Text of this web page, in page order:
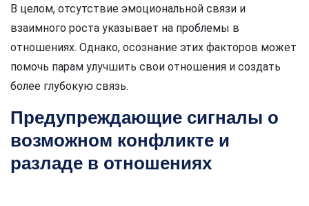
В целом, отсутствие эмоциональной связи и
взаимного роста указывает на проблемы в
отношениях. Однако, осознание этих факторов может
помочь парам улучшить свои отношения и создать
более глубокую связь.
Предупреждающие сигналы о
возможном конфликте и
разладе в отношениях